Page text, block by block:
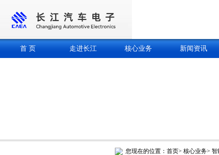
首 页 走进长江 核心业务 新闻资讯
您现在的位置： 首页> 核心业务> 智